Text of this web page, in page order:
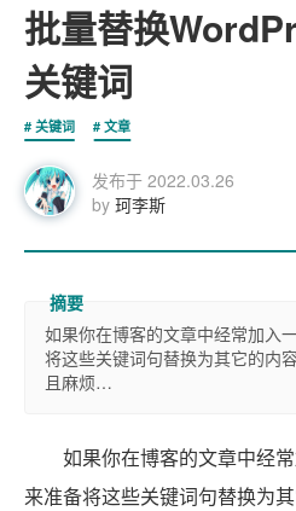
批量替换
关键词
关键词 文章
发布于 2022.03.26
by 珂李斯
如果你在博客的文章中经常加入
将这些关键词句替换为其它的内
且麻烦…
如果你在博客的文章中经
来准备将这些关键词句替换为